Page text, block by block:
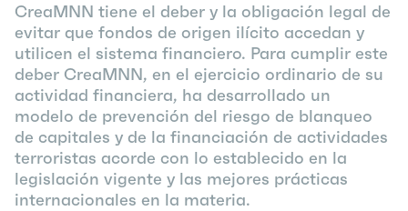
CreaMNN tiene el deber y la obligación legal de
evitar que fondos de origen ilícito accedan y
utilicen el sistema financiero. Para cumplir este
deber CreaMNN, en el ejercicio ordinario de su
actividad financiera, ha desarrollado un
modelo de prevención del riesgo de blanqueo
de capitales y de la financiación de actividades
terroristas acorde con lo establecido en la
legislación vigente y las mejores prácticas
internacionales en la materia.